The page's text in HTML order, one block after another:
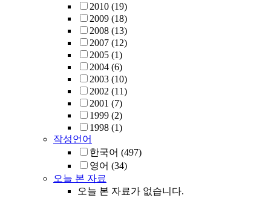
2010 (19)
2009 (18)
2008 (13)
2007 (12)
2005 (1)
2004 (6)
2003 (10)
2002 (11)
2001 (7)
1999 (2)
1998 (1)
작성언어
한국어 (497)
영어 (34)
오늘 본 자료
오늘 본 자료가 없습니다.